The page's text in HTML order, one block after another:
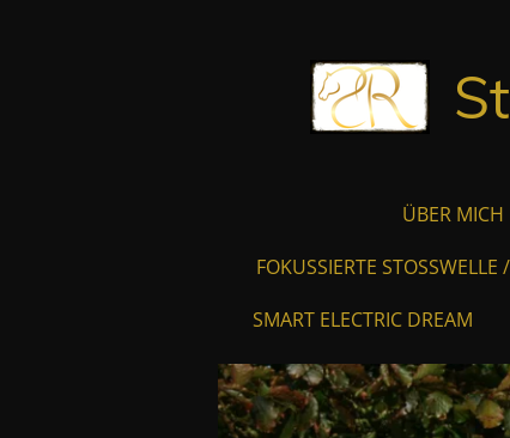
ÜBER MICH
FOKUSSIERTE STOSSWELLE
SMART ELECTRIC DREAM